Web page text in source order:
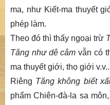
ma, như Kiết-ma thuyết
phép làm.
Theo đó thì thấy ngoại trừ
Tăng như dê câm vẫn có
ma thuyết giới, thọ giới
Riêng Tăng không biết
phẩm Chiên-đà-la sa